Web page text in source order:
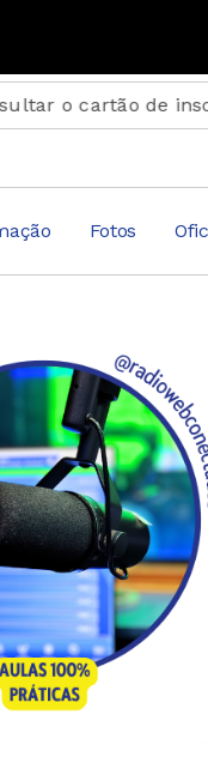
cartão de inscrição
Fotos